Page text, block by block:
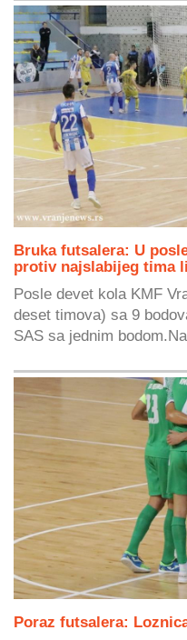
Bruka futsalera: U
protiv najslabijeg tima
Posle devet kola KMF
deset timova) sa 9
SAS sa jednim
Poraz futsalera: